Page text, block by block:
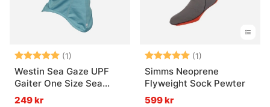
Betyg: (1)
5.0 utav 5 stjärnor
Westin Sea Gaze UPF
Gaiter One Size Sea
Breeze
249 kr
Betyg: (1)
Simms Neoprene
Flyweight Sock Pewter
599 kr